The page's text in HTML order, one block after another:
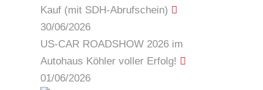
Kauf (mit SDH-Abrufschein)
30/06/2026
US-CAR ROADSHOW 2026 im
Autohaus Köhler voller Erfolg!
01/06/2026